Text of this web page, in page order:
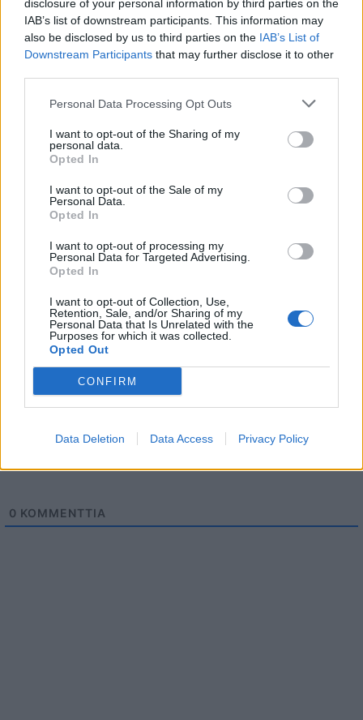
disclosure of your personal information by third parties on the
IAB’s list of downstream participants. This information may
also be disclosed by us to third parties on the IAB’s List of
Downstream Participants that may further disclose it to other
Personal Data Processing Opt Outs
I want to opt-out of the Sharing of my
personal data.
Opted In
I want to opt-out of the Sale of my
Personal Data.
Opted In
I want to opt-out of processing my
Personal Data for Targeted Advertising.
Opted In
I want to opt-out of Collection, Use,
Retention, Sale, and/or Sharing of my
Personal Data that Is Unrelated with the
Purposes for which it was collected.
Opted Out
CONFIRM
Data Deletion Data Access Privacy Policy
Teksti:
Kommenttiosio
Heräsikö ajatuksia? Kerro mielipiteesi.
Tutustu kuitenkin
sääntöihin
✨ Nimikone
0 KOMMENTTIA